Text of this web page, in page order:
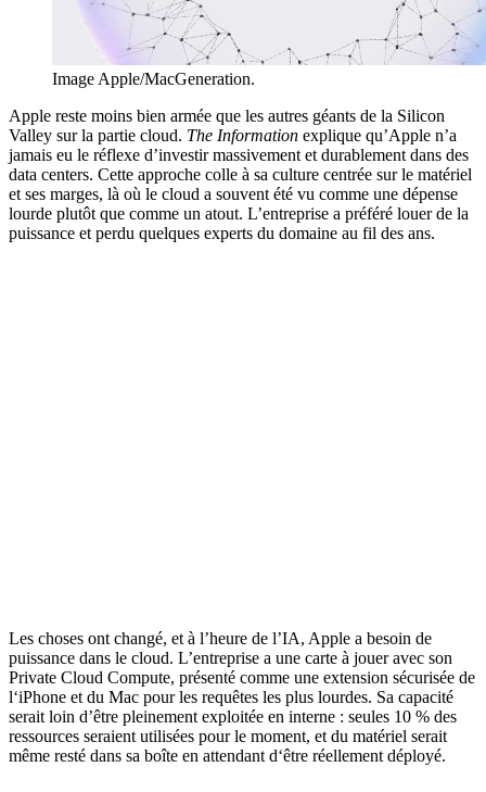
Image Apple/MacGeneration.
Apple reste moins bien armée que les autres géants de la Silicon
Valley sur la partie cloud. The Information explique qu’Apple n’a
jamais eu le réflexe d’investir massivement et durablement dans des
data centers. Cette approche colle à sa culture centrée sur le matériel
et ses marges, là où le cloud a souvent été vu comme une dépense
lourde plutôt que comme un atout. L’entreprise a préféré louer de la
puissance et perdu quelques experts du domaine au fil des ans.
Les choses ont changé, et à l’heure de l’IA, Apple a besoin de
puissance dans le cloud. L’entreprise a une carte à jouer avec son
Private Cloud Compute, présenté comme une extension sécurisée de
l‘iPhone et du Mac pour les requêtes les plus lourdes. Sa capacité
serait loin d’être pleinement exploitée en interne : seules 10 % des
ressources seraient utilisées pour le moment, et du matériel serait
même resté dans sa boîte en attendant d‘être réellement déployé.